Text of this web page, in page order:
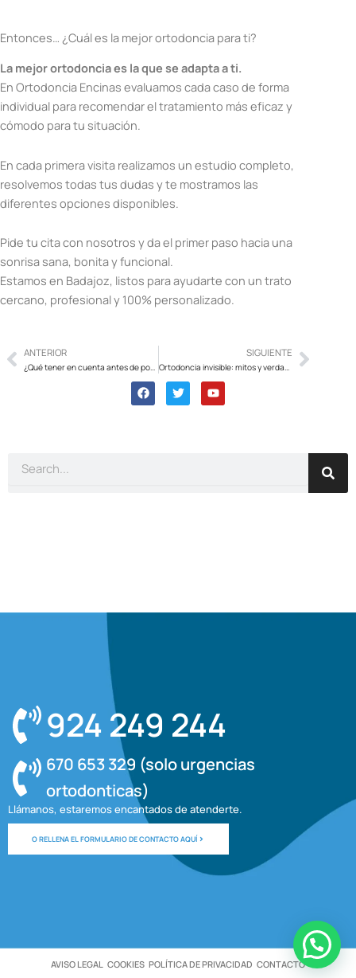
Entonces… ¿Cuál es la mejor ortodoncia para ti?
La mejor ortodoncia es la que se adapta a ti.
En Ortodoncia Encinas evaluamos cada caso de forma
individual para recomendar el tratamiento más eficaz y
cómodo para tu situación.
En cada primera visita realizamos un estudio completo,
resolvemos todas tus dudas y te mostramos las
diferentes opciones disponibles.
Pide tu cita con nosotros y da el primer paso hacia una
sonrisa sana, bonita y funcional.
Estamos en Badajoz, listos para ayudarte con un trato
cercano, profesional y 100% personalizado.
Prev
ANTERIOR SIGUIENTE Next
F
a
c
T
w
i
Y
o
u
924 249 244
670 653 329 (solo urgencias
ortodonticas)
Llámanos, estaremos encantados de atenderte.
O RELLENA EL FORMULARIO DE CONTACTO AQUÍ
AVISO LEGAL COOKIES POLÍTICA DE PRIVACIDAD CONTACTO